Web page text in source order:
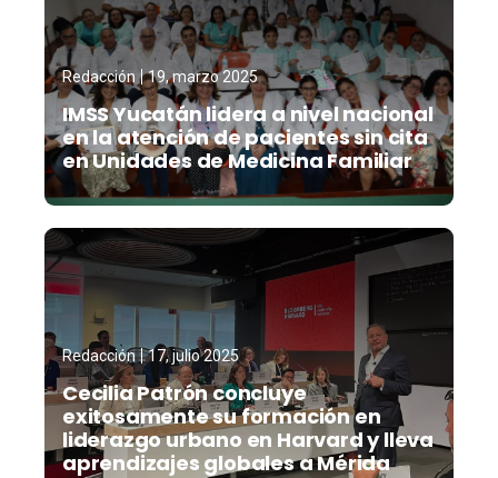
Redacción 19, marzo 2025
IMSS Yucatán lidera a nivel nacional
en la atención de pacientes sin cita
en Unidades de Medicina Familiar
Redacción 17, julio 2025
Cecilia Patrón concluye
exitosamente su formación en
liderazgo urbano en Harvard y lleva
aprendizajes globales a Mérida